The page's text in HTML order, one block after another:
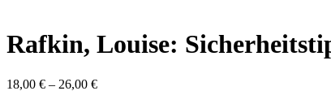
Rafkin, Louise:
18,00 € – 26,00 €Preisspanne: